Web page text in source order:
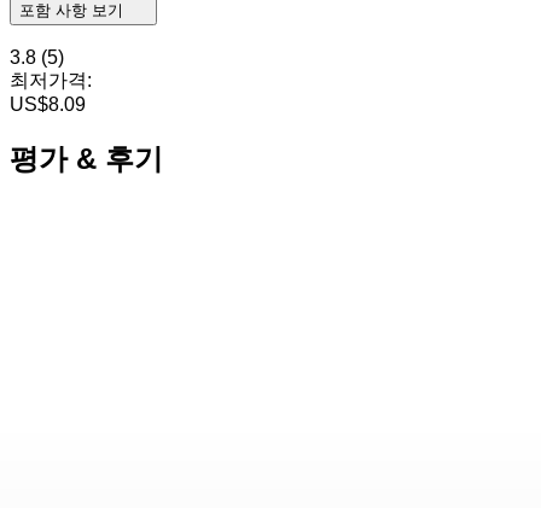
포함 사항 보기
3.8 (5)
최저가격:
US$8.09
평가 & 후기